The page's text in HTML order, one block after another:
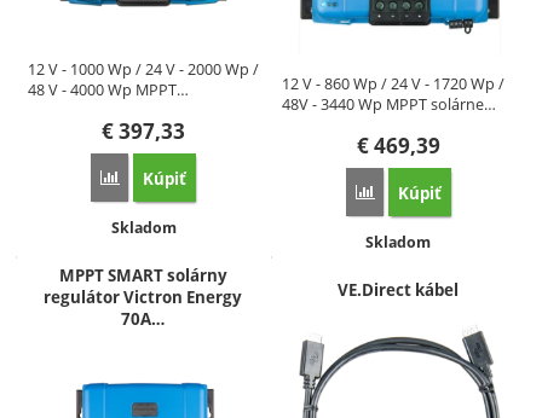
12 V - 1000 Wp / 24 V - 2000 Wp /
48 V - 4000 Wp MPPT…
€397,33
Porovnať
Kúpiť
Dostupnosť:
Skladom
12 V - 860 Wp / 24 V - 1720 Wp /
48V - 3440 Wp MPPT solárne…
€469,39
Porovnať
Kúpiť
Dostupnosť:
Skladom
MPPT SMART solárny
regulátor Victron Energy
70A…
VE.Direct kábel